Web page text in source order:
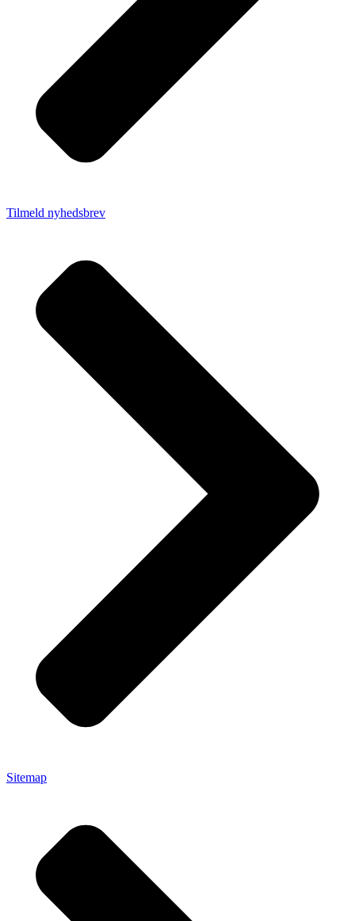
Tilmeld nyhedsbrev
Sitemap